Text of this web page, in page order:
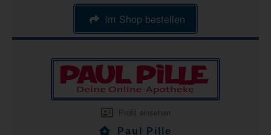
im Shop bestellen
Profil einsehen
Paul Pille